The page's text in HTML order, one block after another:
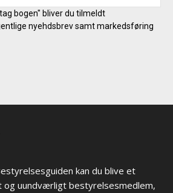
bogen" bliver du tilmeldt
nyehdsbrev samt markedsføring
kan du blive et
uundværligt bestyrelsesmedlem,